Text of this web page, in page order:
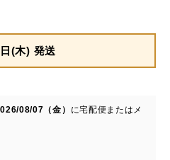
(木) 発送
08/07（金） に宅配便またはメ